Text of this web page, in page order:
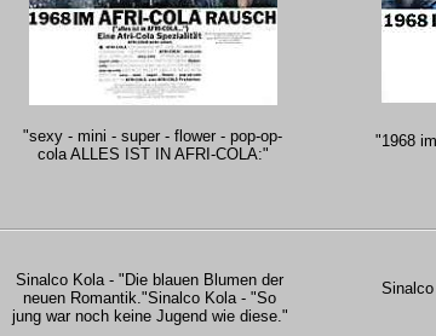
"sexy - mini - super - flower - pop-op-
cola ALLES IST IN AFRI-COLA:"
"1968
Sinalco Kola - "Die blauen Blumen der
neuen Romantik."Sinalco Kola - "So
jung war noch keine Jugend wie diese."